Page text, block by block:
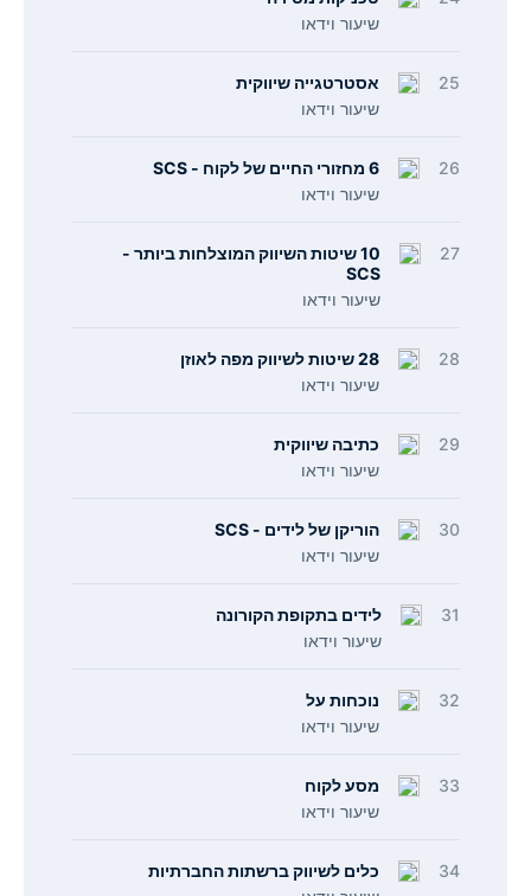
שיעור וידאו
25
אסטרטגייה שיווקית
שיעור וידאו
26
6 מחזורי החיים של לקוח - SCS
שיעור וידאו
27
10 שיטות השיווק המוצלחות ביותר -
SCS
שיעור וידאו
28
28 שיטות לשיווק מפה לאוזן
שיעור וידאו
29
כתיבה שיווקית
שיעור וידאו
30
הוריקן של לידים - SCS
שיעור וידאו
31
לידים בתקופת הקורונה
שיעור וידאו
32
נוכחות על
שיעור וידאו
33
מסע לקוח
שיעור וידאו
34
כלים לשיווק ברשתות החברתיות